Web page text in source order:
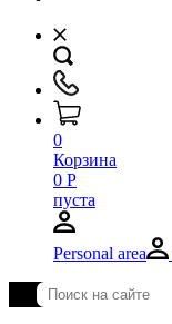
0
Корзина
0 Р
пуста
Personal area